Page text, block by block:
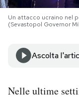
SHOP
CALENDARIO
AREA
Un attacco ucraino nel
(Sevastopol Governor
Ascolta
Nelle ultime